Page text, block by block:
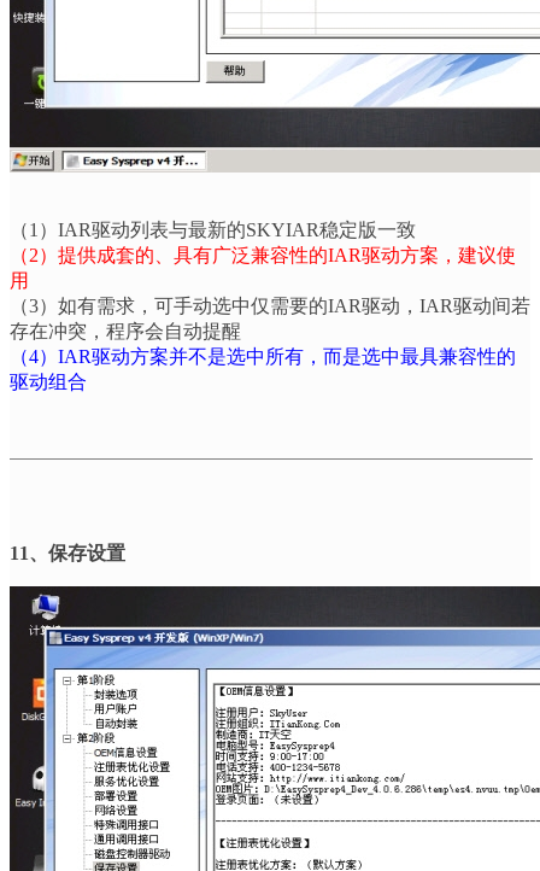
（1 ） IAR驱动列表与最新的SKYIAR稳定版一致
（2）提供成套的、具有广泛兼容性的IAR驱动方案，建议使
用
（3）如有需求，可手动选中仅需要的IAR驱动， IAR驱动间若
存在冲突，程序会自动提醒
（4） IAR驱动方案并不是选中所有，而是选中最具兼容性的
驱动组合
11、保存设置